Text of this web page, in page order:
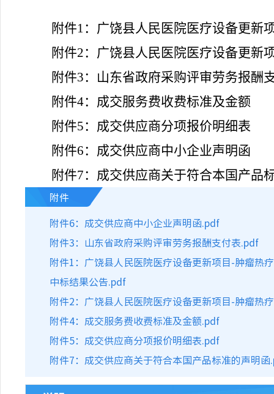
附件1： 广饶县人民医院医疗设备更新
附件2： 广饶县人民医院医疗设备更新
附件3： 山东省政府采购评审劳务报酬
附件4： 成交服务费收费标准及金额
附件5： 成交供应商分项报价明细表
附件6：成交供应商中小企业声明函
附件7：成交供应商关于符合本国产品
附件
附件6：成交供应商中小企业声明函.pdf
附件3：山东省政府采购评审劳务报酬支付表.pdf
附件1：广饶县人民医院医疗设备更新项目-肿瘤热
中标结果公告.pdf
附件2：广饶县人民医院医疗设备更新项目-肿瘤热
附件4：成交服务费收费标准及金额.pdf
附件5：成交供应商分项报价明细表.pdf
附件7：成交供应商关于符合本国产品标准的声明